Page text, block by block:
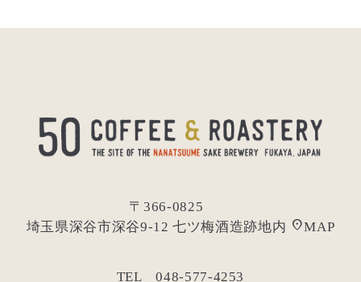
〒366-0825
埼玉県深谷市深谷9-12 七ツ梅酒造跡地内 location_onMAP
TEL 048-577-4253